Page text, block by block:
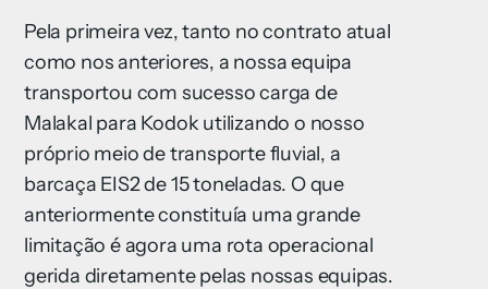
Pela primeira vez, tanto no contrato atual
como nos anteriores, a nossa equipa
transportou com sucesso carga de
Malakal para Kodok utilizando o nosso
próprio meio de transporte fluvial, a
barcaça EIS2 de 15 toneladas. O que
anteriormente constituía uma grande
limitação é agora uma rota operacional
gerida diretamente pelas nossas equipas.